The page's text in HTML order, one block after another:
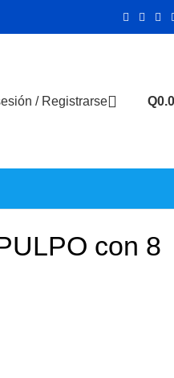
/ Registrarse Q
con 8